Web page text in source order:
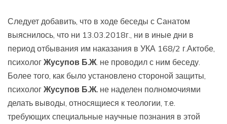
Следует добавить, что в ходе беседы с Санатом
выяснилось, что ни 13.03.2018г., ни в иные дни в
период отбывания им наказания в УКА 168/2 г.Актобе,
психолог Жусупов Б.Ж . не проводил с ним беседу.
Более того, как было установлено стороной защиты,
психолог Жусупов Б.Ж. не наделен полномочиями
делать выводы, относящиеся к теологии, т.е.
требующих специальные научные познания в этой